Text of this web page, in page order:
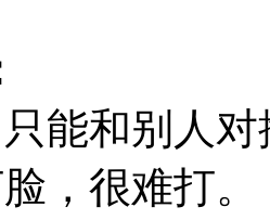
能和别人
，很难打。